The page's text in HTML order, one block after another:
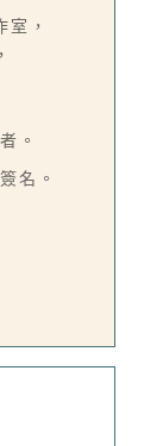
，
。
名。